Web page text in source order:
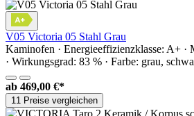
V05 Victoria 05 Stahl Grau
Kaminofen · Energieeffizienzklasse: A+
· Wirkungsgrad: 83 % · Farbe: grau,
ab 469,00 €*
11 Preise vergleichen